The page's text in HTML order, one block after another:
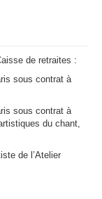
de retraites :
sous contrat à
sous contrat à
du chant,
de l’Atelier